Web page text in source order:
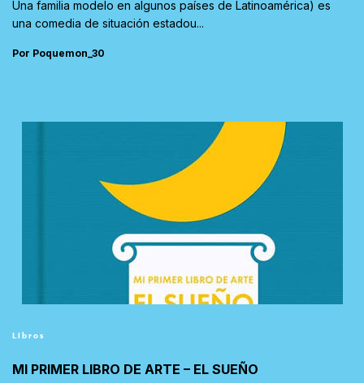
Una familia modelo en algunos países de Latinoamérica) es
una comedia de situación estadou...
Por Poquemon_30
Libros
MI PRIMER LIBRO DE ARTE – EL SUEÑO